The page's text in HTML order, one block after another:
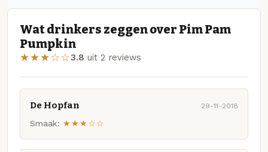
Wat drinkers zeggen over Pim Pam
Pumpkin
★★★☆☆3.8 uit 2 reviews
De Hopfan 29-11-2018
Smaak: ★★★☆☆